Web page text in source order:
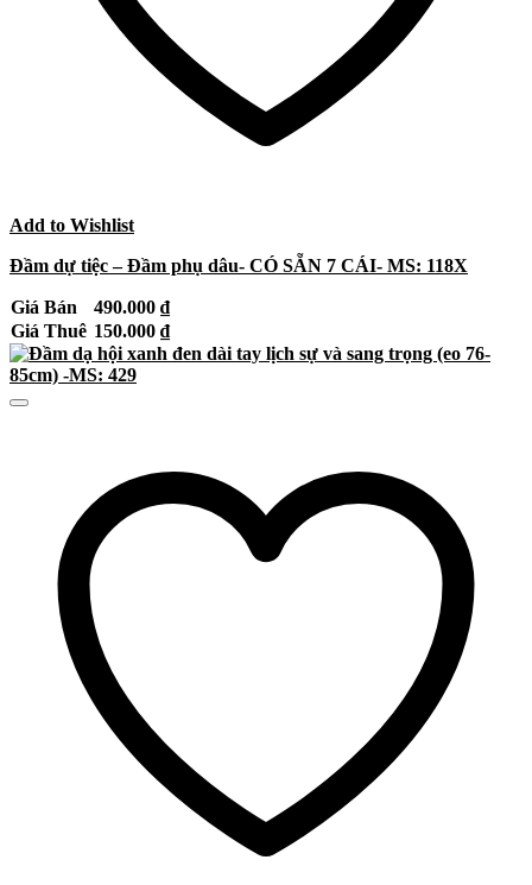
Add to Wishlist
Đầm dự tiệc – Đầm phụ dâu- CÓ SẴN 7 CÁI- MS: 118X
Giá Bán 490.000 ₫
Giá Thuê 150.000 ₫